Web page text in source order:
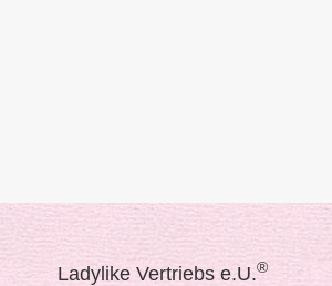
Ladylike Vertriebs e.U.®